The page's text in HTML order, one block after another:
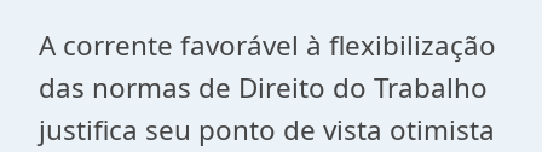
A corrente favorável à flexibilização
das normas de Direito do Trabalho
justifica seu ponto de vista otimista